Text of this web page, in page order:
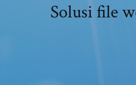
Solusi file